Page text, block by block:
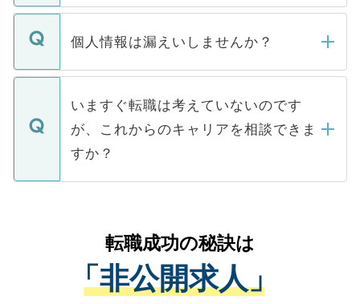
ません。
■応募殺到を避けるため 人気のある医療機
関を公にしてしまうと、応募が殺到する場
に、医療機関が求める条件に合った人材の
みを人材紹介会社に依頼するケースが増え
ています。
転職・入職を強要することは一切ありませ
ん。また、仮に応募先から内定をいただい
定を承諾する必要はありません。内定先へ
の辞退の連絡はキャリアパートナーが行い
個人情報は漏えいしませんか？
個人情報が漏えいすることはありませんの
で、ご安心ください。当サイトからの登録
などで収集したご登録者様の個人情報は、
ご本人のキャリアアップおよび転職活動の
支援を目的に使用いたします。お預かりし
ているすべての個人データはご本人の許可
は、個人情報の取り扱いについての厳密な
管理基準を満たした事業者のみに付与され
る、プライバシーマークを取得済みです。
いますぐ転職は考えていないのです
が、これからのキャリアを相談できま
すか？
かがいして、現在の医療機関の状況や紹介
経験をまじえながら、適切なアドバイスを
させていただきます。すぐにご転職をされ
ない方には、長期的なサポートが可能です
転職成功の秘訣は
「非公開求人」